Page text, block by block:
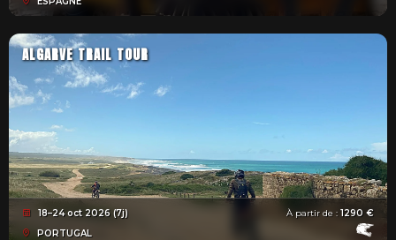
ALGARVE TRAIL TOUR
18–24 oct 2026 (7j)
PORTUGAL
À partir de : 1290 €